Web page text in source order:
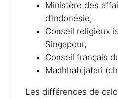
Ministère des
d’Indonésie,
Conseil religieux
Singapour,
Conseil français
Madhhab jafari
Les différences de